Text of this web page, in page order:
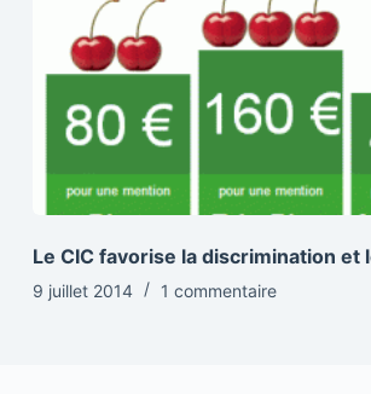
Le CIC favorise la discrimination et
9 juillet 2014 1 commentaire